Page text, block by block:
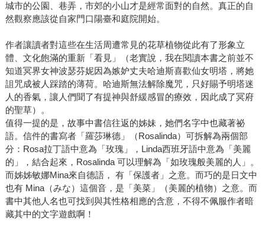
城市的公園、巷弄，市郊的小山才是經常面對的自然。真正的自
然觀察應該從自家門口陽臺和庭院開始。
作者讓讀者對這些在生活周遭常見的花草植物從此有了形象立
體、文化飽滿的重新「看見」（老實說，我在閱讀本書之前並不
知道冥界女神波瑟芬妮因為嫉妒丈夫哈迪斯喜歡仙女明塔，將她
詛咒成被人踩踏的薄荷。哈迪斯無法解除魔咒，只好賜予明塔迷
人的香氣，讓人們聞了有提神與舒緩感冒的療效，因此成了冥府
的聖草）。
值得一提的是，故事中書信往返的姊妹，她們名字中也藏著祕
語。信件的書寫者「羅莎琳德」（Rosalinda）可拆解為兩個部
分：Rosa拉丁語中意為「玫瑰」，Linda西班牙語中意為「美麗
的」，結合起來，Rosalinda 可以理解為「如玫瑰般美麗的人」。
而姊姊敏娜Mina來自德語， 有「保護者」之意。而巧的是日文中
也有 Mina（みな）這個音，是「美菜」（美麗的植物）之意。而
書中其他人名也可找到與其性格相應的含意，不得不佩服作者暗
藏其中的文字遊戲啊！